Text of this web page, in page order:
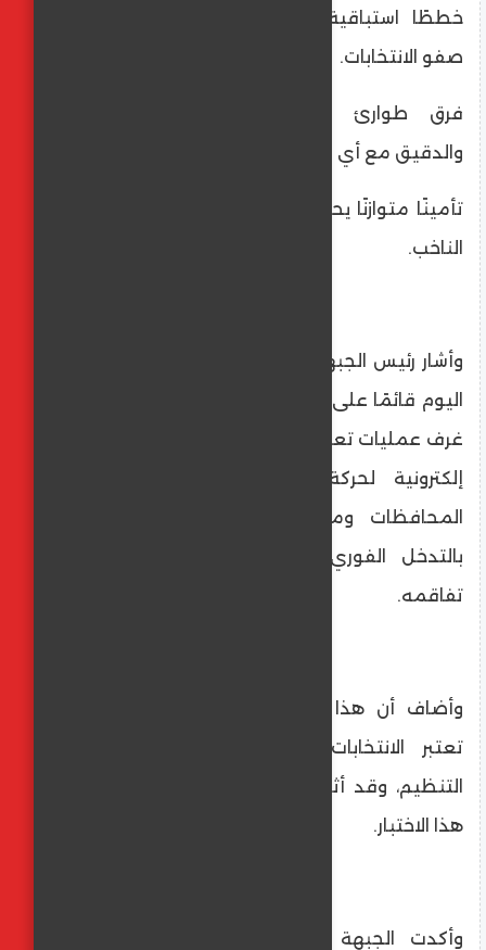
خططًا استباقية لإحباط أي محاولات لتعكير
صفو الانتخابات.
فرق طوارئ متخصصة للتعامل السريع
والدقيق مع أي طارئ.
تأمينًا متوازنًا يحفظ الأمن دون المساس بحرية
الناخب.
وأشار رئيس الجبهة إلى أن العمل الأمني أصبح
اليوم قائمًا على منظومة تقنية متطورة تضم
غرف عمليات تعمل على مدار الساعة، ومتابعة
إلكترونية لحركة اللجان، وربطًا لحظيًا بين
المحافظات ومركز اتخاذ القرار، بما يسمح
بالتدخل الفوري لمعالجة أي موقف قبل
تفاقمه.
وأضاف أن هذا التكامل التقني يعكس رؤية
تعتبر الانتخابات اختبارًا لقدرة الدولة على
التنظيم، وقد أثبتت وزارة الداخلية نجاحها في
هذا الاختبار.
وأكدت الجبهة أن ما قدمته الوزارة خلال